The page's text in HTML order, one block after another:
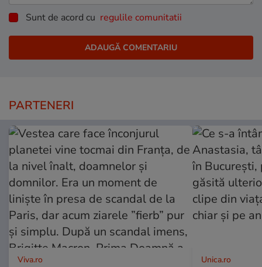
Sunt de acord cu regulile comunitatii
PARTENERI
Viva.ro Unica.ro